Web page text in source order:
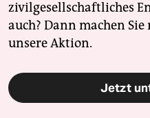
zivilgesellschaftliches
auch? Dann machen
unsere Aktion.
Jetzt